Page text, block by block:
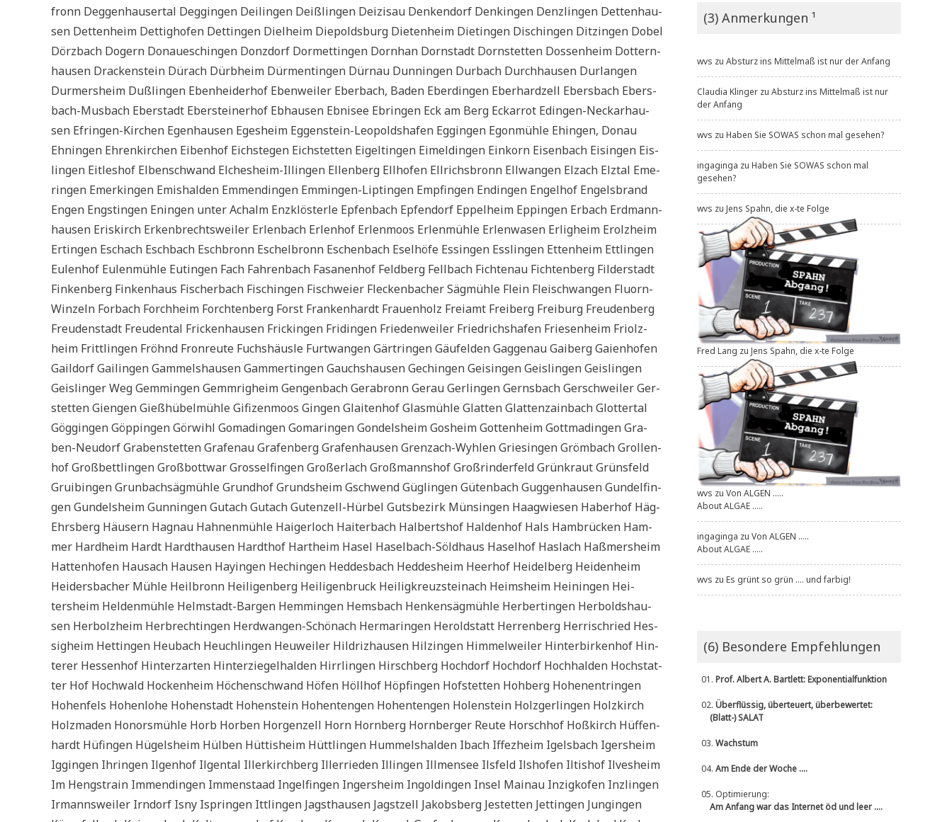
fronn Deg­gen­hau­ser­tal Deggin­gen Dei­lin­gen Deiß­lin­gen Dei­zis­au Den­ken­dorf Den­king­en Denz­lin­gen Det­ten­hau­
sen Det­ten­heim Det­tig­ho­fen Det­tin­gen Diel­heim Die­polds­burg Die­ten­heim Die­tin­gen Dischin­gen Dit­zin­gen Dobel
Dörz­bach Dogern Donau­eschin­gen Don­z­dorf Dor­mett­in­gen Dorn­han Dorn­stadt Dorn­stet­ten Dos­sen­heim Dot­tern­
hau­sen Dracken­stein Dürach Dürb­heim Dür­men­tin­gen Dür­n­au Dun­nin­gen Dur­bach Durch­hau­sen Dur­lan­gen
Dur­mers­heim Duß­lin­gen Eben­hei­der­hof Eben­wei­ler Eber­bach, Baden Eber­din­gen Eber­hard­zell Ebers­bach Ebers­
bach-Mus­bach Eber­stadt Eber­stei­ner­hof Ebhau­sen Ebni­s­ee Ebrin­gen Eck am Berg Eck­ar­rot Edin­gen-Neckar­hau­
sen Efrin­gen-Kir­chen Egen­hau­sen Eges­heim Eggen­stein-Leo­polds­hafen Eggin­gen Egon­müh­le Ehin­gen, Donau
Ehn­in­gen Ehren­kir­chen Eiben­hof Eich­ste­gen Eich­stet­ten Eigel­tin­gen Eimel­din­gen Ein­korn Eisen­bach Eisin­gen Eis­
lin­gen Eit­le­shof Elben­schwand Elche­s­heim-Illin­gen Ellen­berg Ell­ho­fen Ell­richs­bronn Ell­wan­gen Elz­ach Elz­tal Eme­
rin­gen Emer­kin­gen Emis­hal­den Emmen­din­gen Emmin­gen-Lip­tin­gen Emp­fin­gen Endin­gen Engel­hof Engels­brand
Engen Eng­stin­gen Enin­gen unter Achalm Enz­klö­ster­le Epfen­bach Epfen­dorf Eppel­heim Eppin­gen Erbach Erd­mann­
hau­sen Eris­kirch Erken­b­rechts­wei­ler Erlen­bach Erlen­hof Erlen­moos Erlen­müh­le Erlen­wa­sen Erlig­heim Erolz­heim
Ertin­gen Eschach Esch­bach Esch­bronn Eschel­bronn Eschen­bach Esel­hö­fe Essin­gen Ess­lin­gen Etten­heim Ett­lin­gen
Eulen­hof Eulen­müh­le Eutin­gen Fach Fah­ren­bach Fasa­nen­hof Feld­berg Fell­bach Fich­ten­au Fich­ten­berg Fil­der­stadt
Fin­ken­berg Fin­ken­haus Fischer­bach Fischin­gen Fisch­wei­er Flecken­ba­cher Säg­müh­le Flein Fleischwan­gen Fluorn-
Win­zeln For­bach Forch­heim Forch­ten­berg Forst Fran­ken­hardt Frau­en­holz Frei­amt Frei­berg Frei­burg Freu­den­berg
Freu­den­stadt Freu­den­tal Fricken­hau­sen Frickin­gen Fri­din­gen Frie­den­wei­ler Fried­richs­ha­fen Frie­sen­heim Friolz­
heim Fritt­lin­gen Fröhnd Fron­reu­te Fuchs­häus­le Furt­wan­gen Gärt­rin­gen Gäu­fel­den Gag­ge­nau Gai­berg Gai­en­ho­fen
Gaildorf Gai­lin­gen Gam­mels­hau­sen Gam­mer­tin­gen Gauchs­hau­sen Gechin­gen Gei­sin­gen Geislin­gen Geislin­gen
Geislin­ger Weg Gem­min­gen Gemm­rig­heim Gen­gen­bach Gera­bronn Gerau Ger­lin­gen Gerns­bach Ger­sch­wei­ler Ger­
stet­ten Gien­gen Gieß­h­ü­bel­müh­le Gifi­zen­moos Gin­gen Glai­ten­hof Glas­müh­le Glat­ten Glat­ten­zain­bach Glot­ter­tal
Gög­gin­gen Göp­pin­gen Gör­wihl Goma­din­gen Goma­rin­gen Gon­dels­heim Gos­heim Got­ten­heim Gott­ma­din­gen Gra­
ben-Neu­dorf Gra­ben­stet­ten Gra­fen­au Gra­fen­berg Gra­fen­hau­sen Grenz­ach-Wyh­len Grie­sin­gen Gröm­bach Grol­len­
hof Groß­bett­lin­gen Groß­bot­t­war Gross­el­fin­gen Gro­ßerlach Groß­manns­hof Groß­rin­der­feld Grün­kraut Grüns­feld
Gruib­in­gen Grun­bach­säg­müh­le Grund­hof Grunds­heim Gschwend Güg­lin­gen Güten­bach Gug­gen­hau­sen Gun­del­fin­
gen Gun­dels­heim Gun­nin­gen Gut­ach Gut­ach Guten­zell-Hür­bel Guts­be­zirk Mün­sin­gen Haag­wie­sen Haber­hof Häg-
Ehrs­berg Häu­sern Hag­nau Hah­nen­müh­le Hai­ger­loch Hai­ter­bach Hal­berts­hof Hal­den­hof Hals Ham­brücken Ham­
mer Hard­heim Hardt Hardt­hau­sen Hard­thof Hart­heim Hasel Hasel­bach-Söld­haus Hasel­hof Has­lach Haß­mers­heim
Hat­ten­ho­fen Hausach Hau­sen Hay­in­gen Hechin­gen Hed­des­bach Hed­des­heim Heer­hof Hei­del­berg Hei­den­heim
Hei­ders­ba­cher Müh­le Heil­bronn Hei­li­gen­berg Hei­li­gen­bruck Hei­lig­kreuz­stein­ach Heims­heim Hei­nin­gen Hei­
tersheim Hel­den­müh­le Helm­stadt-Bar­gen Hem­min­gen Hems­bach Hen­ken­säg­müh­le Her­ber­tin­gen Her­bolds­hau­
sen Her­bolz­heim Her­brech­tin­gen Herd­wan­gen-Schönach Her­ma­rin­gen Herold­statt Her­ren­berg Her­ri­schried Hes­
sig­heim Het­tin­gen Heu­bach Heuch­lin­gen Heu­wei­ler Hildriz­hau­sen Hil­z­in­gen Him­mel­wei­ler Hin­ter­bir­ken­hof Hin­
te­rer Hes­sen­hof Hin­ter­zar­ten Hin­ter­zie­gel­hal­den Hirr­lin­gen Hirsch­berg Hoch­dorf Hoch­dorf Hoch­hal­den Hoch­stat­
ter Hof Hoch­wald Hocken­heim Höchen­schwand Höfen Höll­hof Höp­fin­gen Hof­stet­ten Hoh­berg Hohe­n­ent­rin­gen
Hohen­fels Hohen­lo­he Hohen­stadt Hohen­stein Hohen­ten­gen Hohen­ten­gen Holen­stein Holz­ger­lin­gen Holz­kirch
Holz­ma­den Honorsmüh­le Horb Hor­ben Hor­gen­zell Horn Horn­berg Horn­ber­ger Reu­te Horsch­hof Hoß­kirch Hüf­fen­
hardt Hüf­in­gen Hügels­heim Hül­ben Hüt­tis­heim Hütt­lin­gen Hum­mels­hal­den Ibach Iffez­heim Igels­bach Igers­heim
Iggin­gen Ihrin­gen Ilgen­hof Ilgen­tal Iller­kirch­berg Iller­rie­den Illin­gen Ill­men­see Ils­feld Ils­ho­fen Iltis­hof Ilves­heim
Im Hengs­train Immendin­gen Immenstaad Ingel­fin­gen Ingers­heim Ingol­din­gen Insel Main­au Inzig­kofen Inz­lin­gen
Irmanns­wei­ler Irn­dorf Isny Isprin­gen Itt­lin­gen Jagst­hau­sen Jagst­zell Jakobs­berg Jestet­ten Jet­tin­gen Jung­in­gen
(3) Anmerkungen ¹
wvs zu Absturz ins Mittelmaß ist nur der Anfang
Claudia Klinger zu Absturz ins Mittelmaß ist nur
der Anfang
wvs zu Haben Sie SOWAS schon mal gesehen?
ingaginga zu Haben Sie SOWAS schon mal
gesehen?
wvs zu Jens Spahn, die x-te Folge
Fred Lang zu Jens Spahn, die x-te Folge
wvs zu Von ALGEN .....
About ALGAE .....
ingaginga zu Von ALGEN .....
About ALGAE .....
wvs zu Es grünt so grün .... und farbig!
(6) Besondere Empfehlungen
01. Prof. Albert A. Bartlett: Exponentialfunktion
02. Überflüssig, überteuert, überbewertet:
(Blatt-) SALAT
03. Wachstum
04. Am Ende der Woche ....
05. Optimierung:
Am Anfang war das Internet öd und leer ....